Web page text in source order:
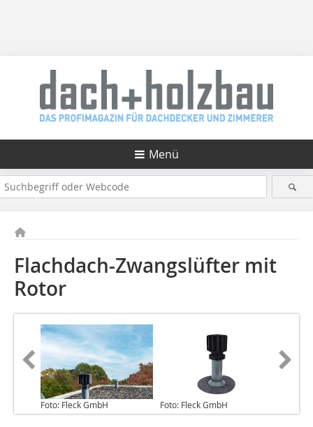
Menü
Flachdach-Zwangslüfter mit
Rotor
Foto: Fleck GmbH Foto: Fleck GmbH